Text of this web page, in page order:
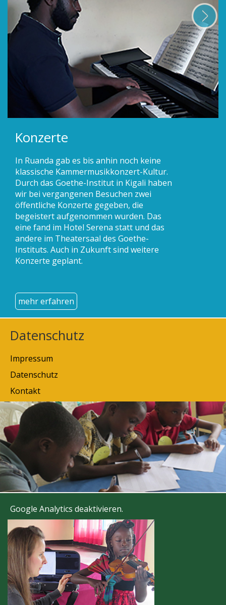
Konzerte
In Ruanda gab es bis anhin noch keine
klassische Kammermusikkonzert-Kultur.
Durch das Goethe-Institut in Kigali haben
wir bei vergangenen Besuchen zwei
öffentliche Konzerte gegeben, die
begeistert aufgenommen wurden. Das
eine fand im Hotel Serena statt und das
andere im Theatersaal des Goethe-
Instituts. Auch in Zukunft sind weitere
Konzerte geplant.
mehr erfahren
Datenschutz
Impressum
Datenschutz
Kontakt
Google Analytics deaktivieren.